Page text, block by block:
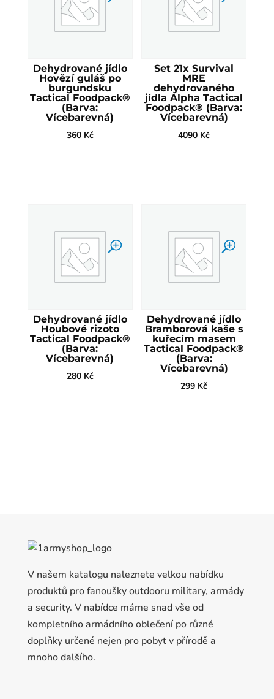
Dehydrované jídlo
Hovězí guláš po
burgundsku
Tactical Foodpack®
(Barva:
Vícebarevná)
360 Kč
Set 21x Survival
MRE
dehydrovaného
jídla Alpha Tactical
Foodpack® (Barva:
Vícebarevná)
4090 Kč
Dehydrované jídlo
Houbové rizoto
Tactical Foodpack®
(Barva:
Vícebarevná)
280 Kč
Dehydrované jídlo
Bramborová kaše s
kuřecím masem
Tactical Foodpack®
(Barva:
Vícebarevná)
299 Kč
V našem katalogu naleznete velkou nabídku
produktů pro fanoušky outdooru military, armády
a security. V nabídce máme snad vše od
kompletního armádního oblečení po různé
doplňky určené nejen pro pobyt v přírodě a
mnoho dalšího.